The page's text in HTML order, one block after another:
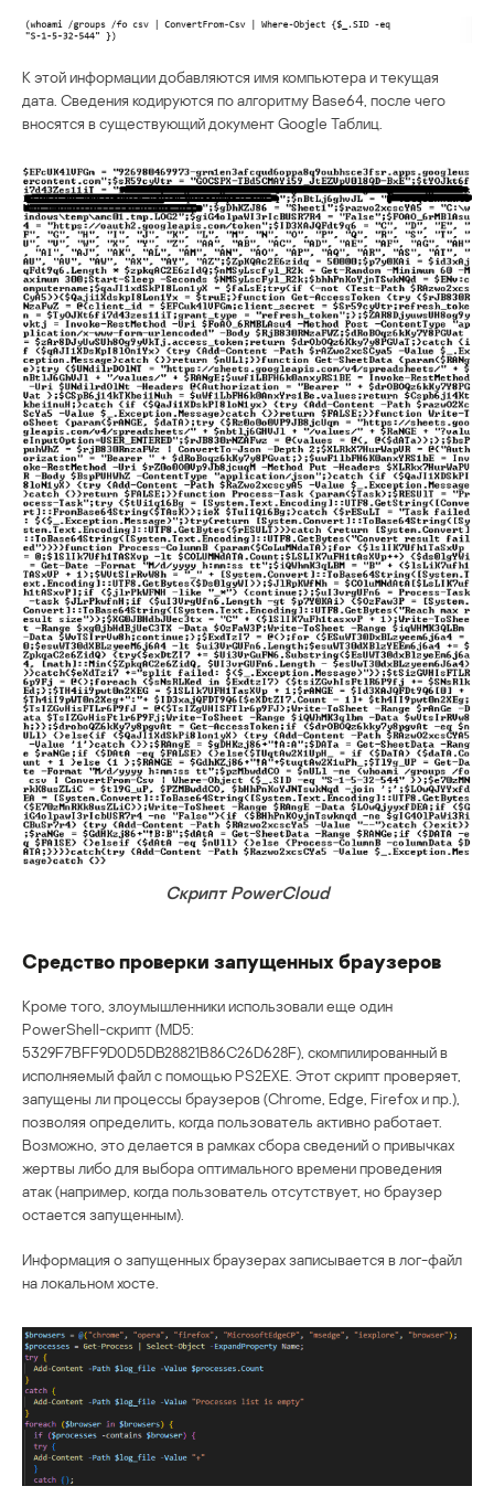
К этой информации добавляются имя компьютера и текущая
дата. Сведения кодируются по алгоритму Base64, после чего
вносятся в существующий документ Google Таблиц.
Скрипт PowerCloud
Средство проверки запущенных браузеров
Кроме того, злоумышленники использовали еще один
PowerShell-скрипт (MD5:
5329F7BFF9D0D5DB28821B86C26D628F), скомпилированный в
исполняемый файл с помощью PS2EXE. Этот скрипт проверяет,
запущены ли процессы браузеров (Chrome, Edge, Firefox и пр.),
позволяя определить, когда пользователь активно работает.
Возможно, это делается в рамках сбора сведений о привычках
жертвы либо для выбора оптимального времени проведения
атак (например, когда пользователь отсутствует, но браузер
остается запущенным).
Информация о запущенных браузерах записывается в лог-файл
на локальном хосте.